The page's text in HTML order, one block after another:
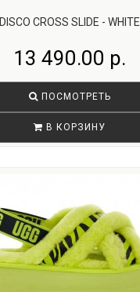
DISCO CROSS SLIDE - WHITE
13 490.00 р.
ПОСМОТРЕТЬ
В КОРЗИНУ